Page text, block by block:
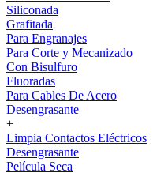
Siliconada
Grafitada
Para Engranajes
Para Corte y Mecanizado
Con Bisulfuro
Fluoradas
Para Cables De Acero
Desengrasante
+
Limpia Contactos Eléctricos
Desengrasante
Película Seca